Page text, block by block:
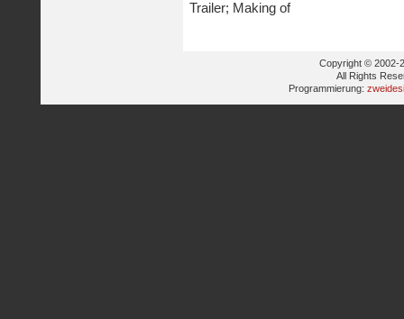
Trailer; Making of
Copyright © 2002-
All Rights
Programmierung: